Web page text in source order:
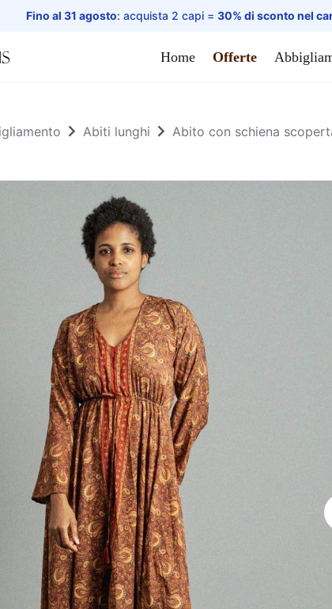
Fino al 31 agosto: acquista 2 capi = 30% di sconto nel
Home Offerte
Abiti lunghi Abito con schiena